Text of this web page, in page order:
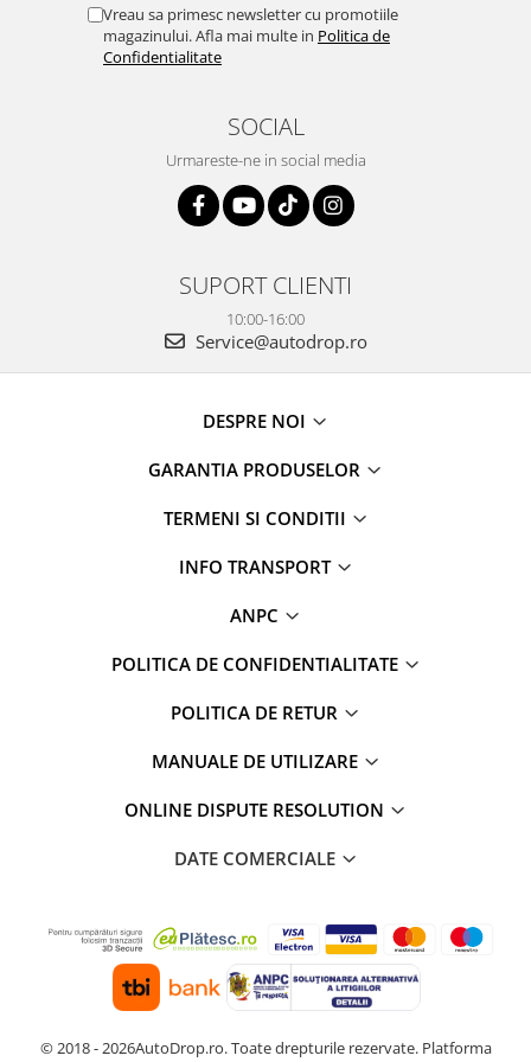
Vreau sa primesc newsletter cu promotiile
magazinului. Afla mai multe in Politica de
Confidentialitate
SOCIAL
Urmareste-ne in social media
SUPORT CLIENTI
10:00-16:00
Service@autodrop.ro
DESPRE NOI
GARANTIA PRODUSELOR
TERMENI SI CONDITII
INFO TRANSPORT
ANPC
POLITICA DE CONFIDENTIALITATE
POLITICA DE RETUR
MANUALE DE UTILIZARE
ONLINE DISPUTE RESOLUTION
DATE COMERCIALE
© 2018 - 2026AutoDrop.ro. Toate drepturile rezervate. Platforma